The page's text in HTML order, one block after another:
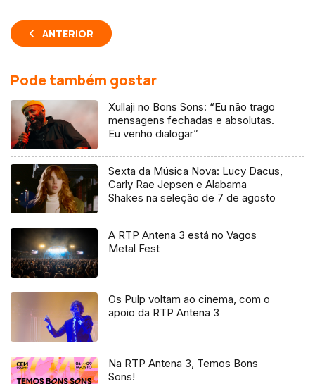
ANTERIOR
Pode também gostar
Xullaji no Bons Sons: “Eu não trago
mensagens fechadas e absolutas.
Eu venho dialogar”
Sexta da Música Nova: Lucy Dacus,
Carly Rae Jepsen e Alabama
Shakes na seleção de 7 de agosto
A RTP Antena 3 está no Vagos
Metal Fest
Os Pulp voltam ao cinema, com o
apoio da RTP Antena 3
Na RTP Antena 3, Temos Bons
Sons!